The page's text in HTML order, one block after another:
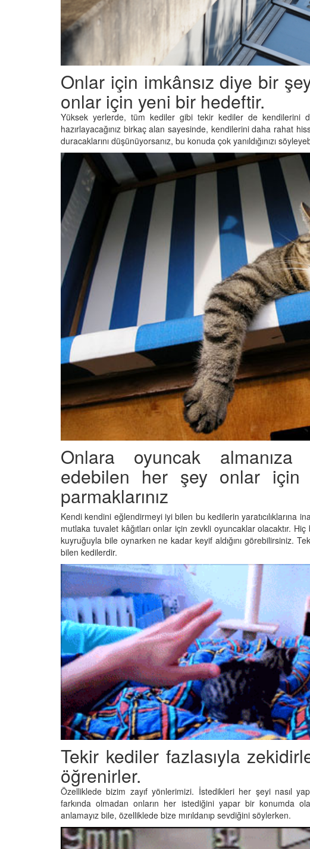
Onlar için imkânsız diye bir
onlar için yeni bir hedeftir.
Yüksek yerlerde, tüm kediler gibi tekir kediler de kendilerini
hazırlayacağınız birkaç alan sayesinde, kendilerini daha rahat
duracaklarını düşünüyorsanız, bu konuda çok yanıldığınızı
Onlara oyuncak
edebilen her şey onlar için
parmaklarınız
Kendi kendini eğlendirmeyi iyi bilen bu kedilerin yaratıcılıklarına
mutlaka tuvalet kâğıtları onlar için zevkli oyuncaklar olacaktır.
kuyruğuyla bile oynarken ne kadar keyif aldığını görebilirsiniz.
bilen kedilerdir.
Tekir kediler fazlasıyla
öğrenirler.
Özelliklede bizim zayıf yönlerimizi. İstedikleri her şeyi nasıl
farkında olmadan onların her istediğini yapar bir konumda
anlamayız bile, özelliklede bize mırıldanıp sevdiğini söylerken.